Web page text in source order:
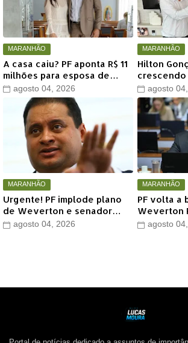
MARANHÃO
A casa caiu? PF aponta R$ 11
milhões para esposa de
Weverton Rocha e senador
afunda em nova
investigação
agosto 04, 2026
MARANHÃO
Hilton
apoio do
dos
agosto
MARANHÃO
Urgente! PF implode plano
de Weverton e senador
pode ser rifado da chapa de
agosto 04, 2026
MARANHÃO
PF volta a
Weverton
operação
agosto